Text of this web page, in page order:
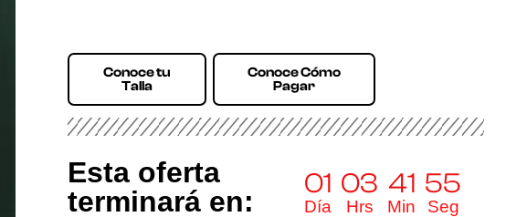
Conoce tu
Talla
Conoce Cómo
Pagar
Esta oferta
terminará en:
01
Día
03
Hrs
41
Min
54
Seg